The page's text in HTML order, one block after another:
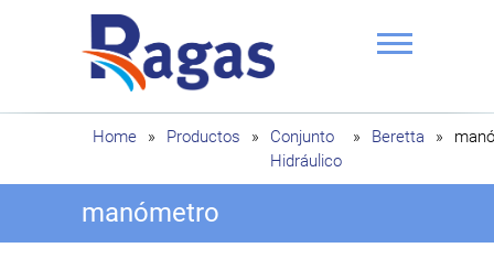
Ragas
Home » Productos »
Conjunto
Hidráulico
» Beretta »
manómetro